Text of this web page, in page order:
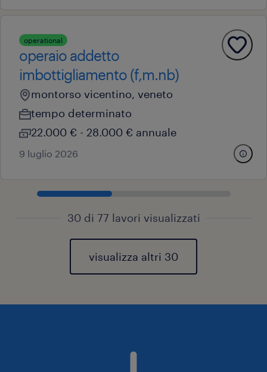
operational
operaio addetto
imbottigliamento (f,m.nb)
montorso vicentino, veneto
tempo determinato
22.000 € - 28.000 € annuale
9 luglio 2026
30 di 77 lavori visualizzati
visualizza altri 30